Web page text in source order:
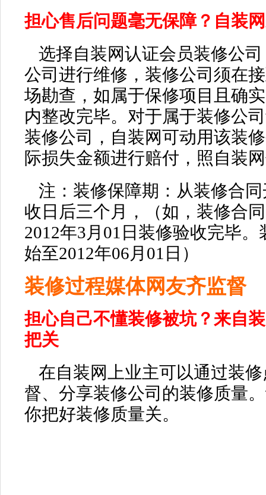
担心售后问题毫无保障？ 自装网
选择自装网认证会员装修公
公司进行维修，装修公司须在
场勘查，如属于保修项目且确
内整改完毕。对于属于装修公
装修公司， 自装网可动用该装
际损失金额进行赔付， 照自装
注：装修保障期：从装修合
收日后三个月，（如，装修合
2012年3月01日装修验收完毕
始至2012年06月01日）
装修过程媒体网友齐监督
担心自己不懂装修被坑？来自
把关
在自装网
上业主可以通过装
督、分享装修公司的装修质量
你把好装修质量关。